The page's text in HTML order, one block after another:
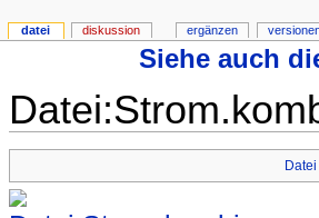
Siehe auch
Datei
datei diskussion ergänzen